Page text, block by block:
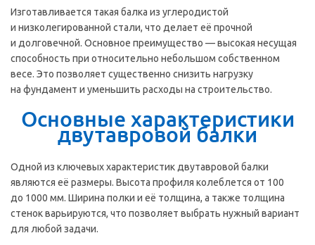
Изготавливается такая балка из углеродистой
и низколегированной стали, что делает её прочной
и долговечной. Основное преимущество — высокая несущая
способность при относительно небольшом собственном
весе. Это позволяет существенно снизить нагрузку
на фундамент и уменьшить расходы на строительство.
Основные характеристики
двутавровой балки
Одной из ключевых характеристик двутавровой балки
являются её размеры. Высота профиля колеблется от 100
до 1000 мм. Ширина полки и её толщина, а также толщина
стенок варьируются, что позволяет выбрать нужный вариант
для любой задачи.